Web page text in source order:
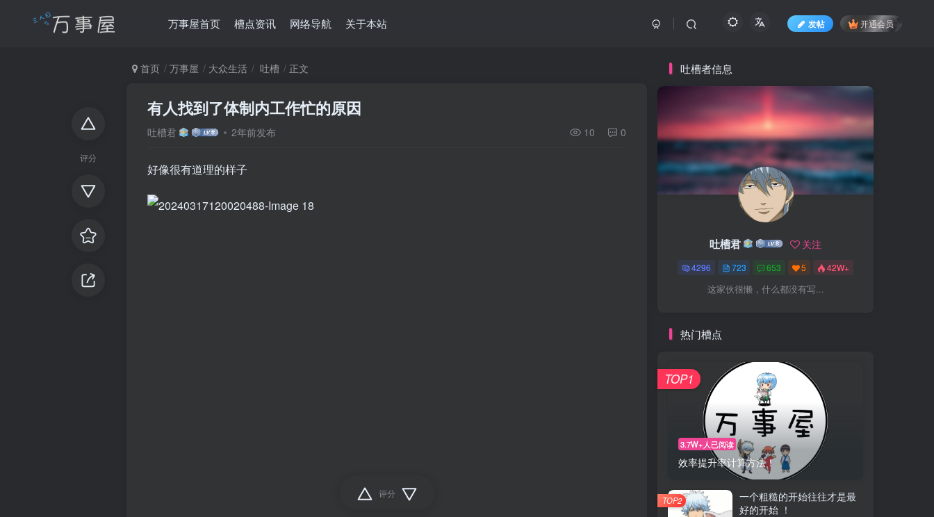
万事屋首页 槽点资讯 网络导航 关于本站 发帖 开通会员
评分
首页 万事屋 大众生活 吐槽 正文
有人找到了体制内工作忙的原因
吐槽君 2年前发布 10 0
好像很有道理的样子
评分
吐槽者信息
吐槽君 关注
4296 723 653 5 42W+
这家伙很懒，什么都没有写...
热门槽点
3.7W+人已阅读
效率提升率计算方法！
TOP1
一个粗糙的开始往往才是最
好的开始 ！
TOP2